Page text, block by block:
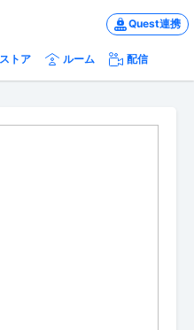
Quest連携
ストア ルーム 配信